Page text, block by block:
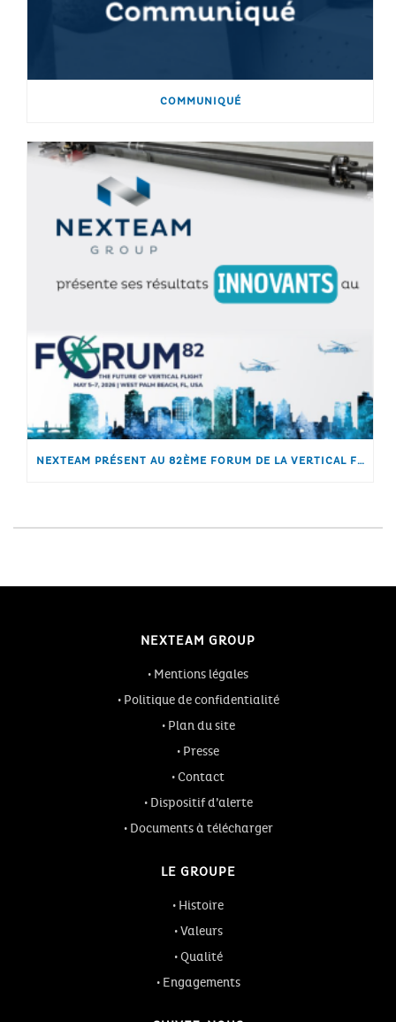
COMMUNIQUÉ
NEXTEAM PRÉSENT AU 82ÈME FORUM DE LA VERTICAL FLIGHT SOCIETY
NEXTEAM GROUP
Mentions légales
Politique de confidentialité
Plan du site
Presse
Contact
Dispositif d’alerte
Documents à télécharger
LE GROUPE
Histoire
Valeurs
Qualité
Engagements